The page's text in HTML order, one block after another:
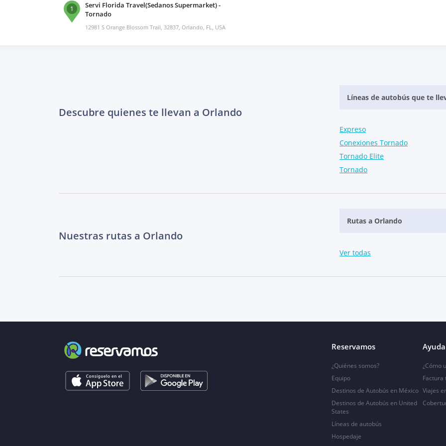
1
Servi Florida Travel(Sedanos Supermarket) -
Tornado
12981 S Orange Blossom Trail, 32837, Orlando, FL, USA
Descubre quienes te llevan a Orlando
Líneas de autobús que te
Expreso
Conexiones Tornado
Tornado Elite
Tornado
Nuestras rutas a Orlando
Rutas a Orlando
Ver todas
Reservamos
¿Quiénes somos?
Equipo
Destinos de Autobús en México
Destinos de Autobús en United
States
Líneas de autobús
Hospedaje
¿Cómo
Factura
Viajes